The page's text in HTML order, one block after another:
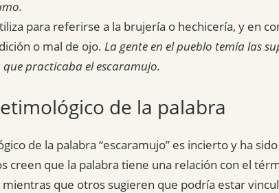
para referirse a la brujería o hechicería, y en
o mal de ojo. La gente en el pueblo temía las
que practicaba el escaramujo.
de la palabra
de la palabra “escaramujo” es incierto y ha
creen que la palabra tiene una relación con el
mientras que otros sugieren que podría estar